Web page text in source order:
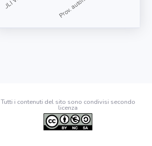
Tutti i contenuti del sito sono condivisi secondo
licenza